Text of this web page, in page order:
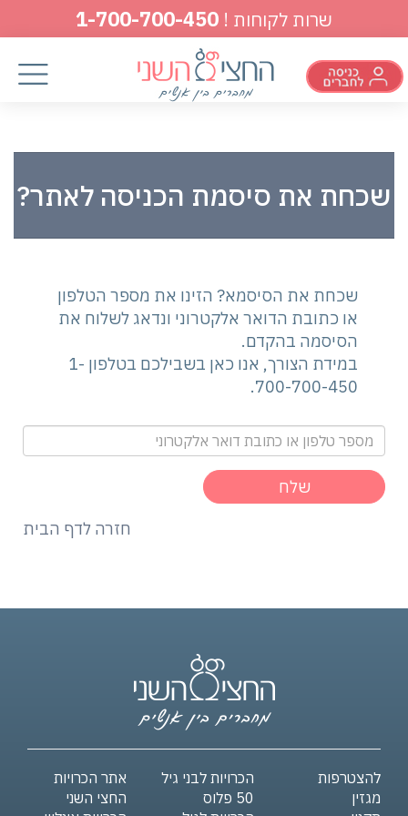
שרות לקוחות ! 1-700-700-450
שכחת את סיסמת הכניסה לאתר?
שכחת את הסיסמא? הזינו את מספר הטלפון
או כתובת הדואר אלקטרוני ונדאג לשלוח את
הסיסמה בהקדם.
במידת הצורך, אנו כאן בשבילכם בטלפון 1-
700-700-450.
חזרה לדף הבית
אתר הכרויות
החצי השני
הכרויות לבני גיל
50 פלוס
להצטרפות
מגזין